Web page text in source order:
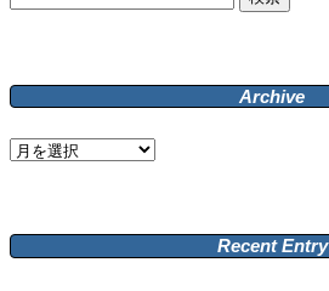
Archive
Archive
Recent Entry